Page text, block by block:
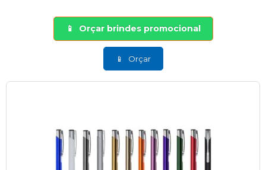
Orçar brindes promocional
Orçar